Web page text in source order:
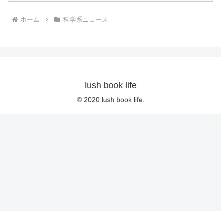
ホーム 科学系ニュース
lush book life
© 2020 lush book life.